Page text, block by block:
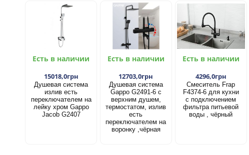
Есть в наличии
15018,0грн
Душевая система
излив есть
переключателем на
лейку хром Gappo
Jacob G2407
Есть в наличии
12703,0грн
Душевая система
Gappo G2491-6 с
верхним душем,
термостатом, излив
есть
переключателем на
воронку ,чёрная
Есть в наличии
4296,0грн
Смеситель Frap
F4374-6 для кухни
с подключением
фильтра питьевой
воды , чёрный